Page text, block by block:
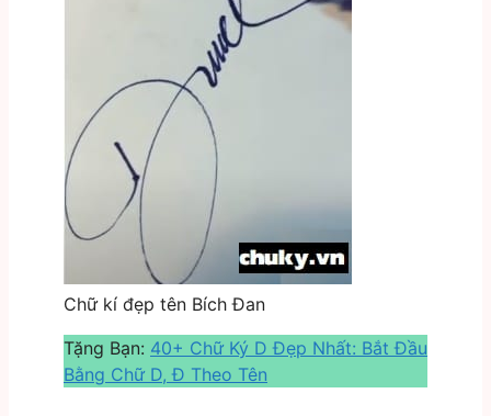
Chữ kí đẹp tên Bích Đan
Tặng Bạn: 40+ Chữ Ký D Đẹp Nhất: Bắt Đầu
Bằng Chữ D, Đ Theo Tên